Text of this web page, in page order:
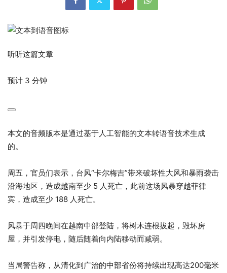
听听这篇文章
预计 3 分钟
本文的音频版本是通过基于人工智能的文本转语音技术生成
的。
周五，官员们表示，台风“卡尔梅吉”带来破坏性大风和暴雨袭击
沿海地区，造成越南至少 5 人死亡，此前这场风暴穿越菲律
宾，造成至少 188 人死亡。
风暴于周四晚间在越南中部登陆，将树木连根拔起，毁坏房
屋，并引发停电，随后随着向内陆移动而减弱。
当局警告称，从清化到广治的中部省份将持续出现高达200毫米